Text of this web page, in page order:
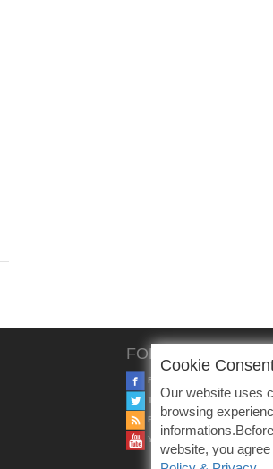
FOLLOW US
FACEBOOK
TWITTER
RSS
YOUTUBE
Cookie
Our website uses
browsing
website, you